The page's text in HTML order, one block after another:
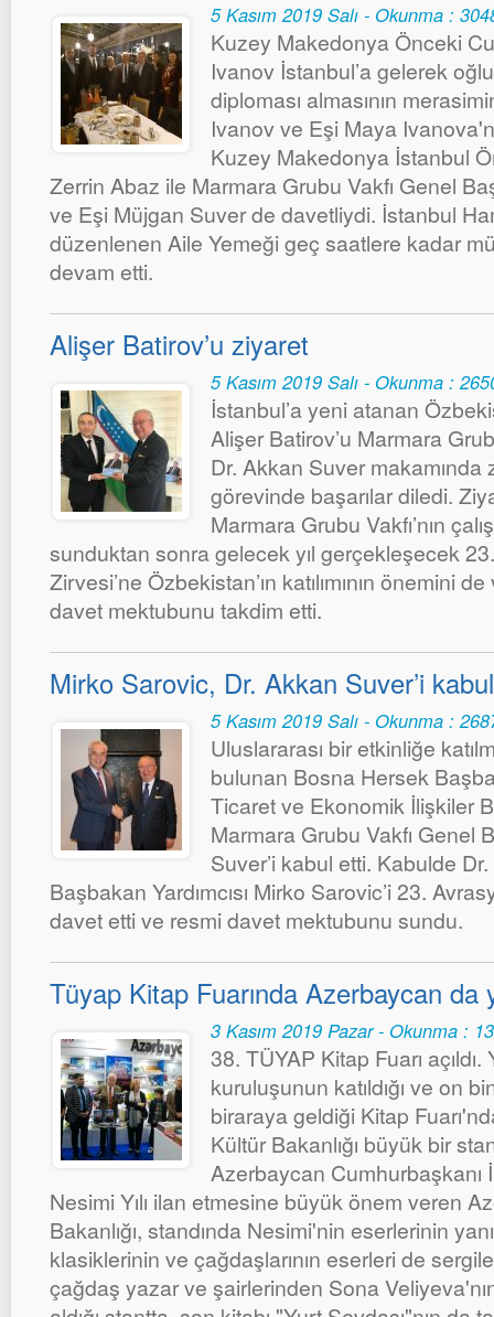
5 Kasım 2019 Salı - Okunma :
Kuzey Makedonya Önceki
Ivanov İstanbul’a gelerek
diploması almasının
Ivanov ve Eşi Maya
Kuzey Makedonya İstanbul
Zerrin Abaz ile Marmara Grubu Vakfı Genel
ve Eşi Müjgan Suver de davetliydi. İstanbul
düzenlenen Aile Yemeği geç saatlere kadar
devam etti.
Alişer Batirov’u ziyaret
5 Kasım 2019 Salı - Okunma :
İstanbul’a yeni atanan
Alişer Batirov’u Marmara
Dr. Akkan Suver makamında
görevinde başarılar diledi.
Marmara Grubu Vakfı’nın
sunduktan sonra gelecek yıl gerçekleşecek
Zirvesi’ne Özbekistan’ın katılımının önemini
davet mektubunu takdim etti.
Mirko Sarovic, Dr. Akkan Suver’i
5 Kasım 2019 Salı - Okunma :
Uluslararası bir etkinliğe
bulunan Bosna Hersek
Ticaret ve Ekonomik İlişkiler
Marmara Grubu Vakfı Genel
Suver’i kabul etti. Kabulde
Başbakan Yardımcısı Mirko Sarovic’i 23.
davet etti ve resmi davet mektubunu sundu.
Tüyap Kitap Fuarında Azerbaycan da
3 Kasım 2019 Pazar - Okunma :
38. TÜYAP Kitap Fuarı
kuruluşunun katıldığı ve on
biraraya geldiği Kitap
Kültür Bakanlığı büyük bir
Azerbaycan Cumhurbaşkanı
Nesimi Yılı ilan etmesine büyük önem veren
Bakanlığı, standında Nesimi'nin eserlerinin
klasiklerinin ve çağdaşlarının eserleri de
çağdaş yazar ve şairlerinden Sona